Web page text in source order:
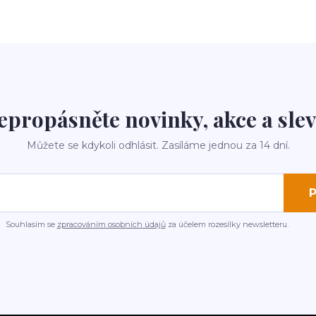
novinky, akce a
Můžete se kdykoli odhlásit. Zasíláme jednou za 14 dní.
Souhlasím se zpracováním osobních údajůza účelem rozesílky newsletteru.